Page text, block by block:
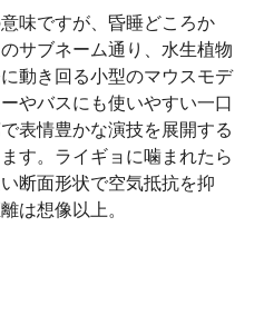
味ですが、昏睡どころか
サブネーム通り、水生植物
動き回る小型のマウスモデ
やバスにも使いやすい一口
表情豊かな演技を展開する
す。ライギョに噛まれたら
断面形状で空気抵抗を抑
は想像以上。